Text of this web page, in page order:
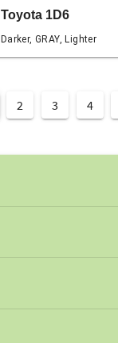
Toyota 1D6
Darker, GRAY, Lighter
2 3 4